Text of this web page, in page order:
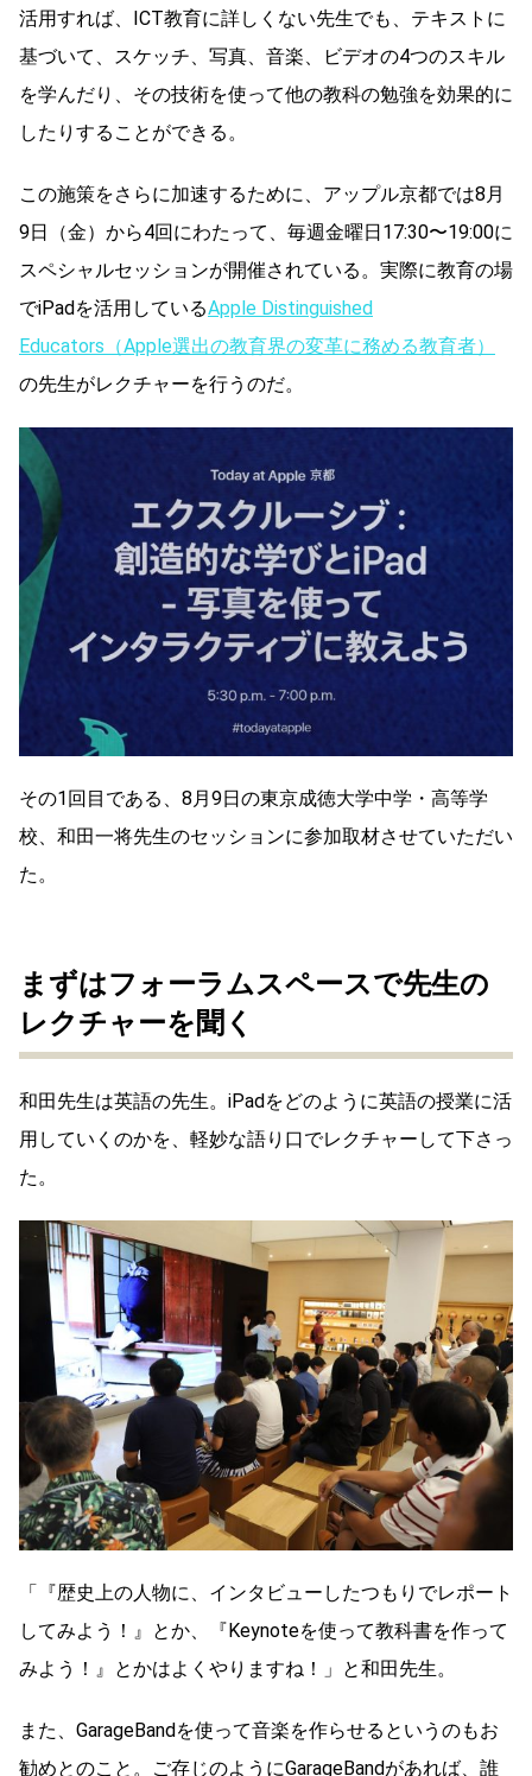
活用すれば、ICT教育に詳しくない先生でも、テキストに
基づいて、スケッチ、写真、音楽、ビデオの4つのスキル
を学んだり、その技術を使って他の教科の勉強を効果的に
したりすることができる。
この施策をさらに加速するために、アップル京都では8月
9日（金）から4回にわたって、毎週金曜日17:30〜19:00に
スペシャルセッションが開催されている。実際に教育の場
でiPadを活用しているApple Distinguished
Educators（Apple選出の教育界の変革に務める教育者）
の先生がレクチャーを行うのだ。
その1回目である、8月9日の東京成徳大学中学・高等学
校、和田一将先生のセッションに参加取材させていただい
た。
まずはフォーラムスペースで先生の
レクチャーを聞く
和田先生は英語の先生。iPadをどのように英語の授業に活
用していくのかを、軽妙な語り口でレクチャーして下さっ
た。
「『歴史上の人物に、インタビューしたつもりでレポート
してみよう！』とか、『Keynoteを使って教科書を作って
みよう！』とかはよくやりますね！」と和田先生。
また、GarageBandを使って音楽を作らせるというのもお
勧めとのこと。ご存じのようにGarageBandがあれば、誰